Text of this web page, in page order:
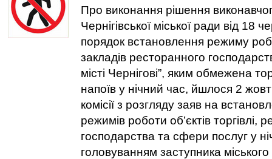
Про виконання рішення
Чернігівської міської ради від 18
порядок встановлення режиму робіт
закладів ресторанного
місті Чернігові”, яким обмежена
напоїв у нічний час, йшлося 2
комісії з розгляду заяв на
режимів роботи об’єктів торгівлі,
господарства та сфери послуг у
головуванням заступника